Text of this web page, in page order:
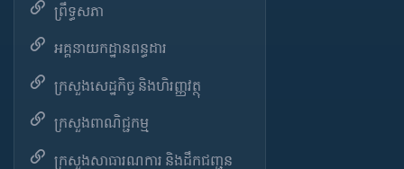
ព្រឹទ្ធសភា
អគ្គនាយកដ្ឋានពន្ធដារ
ក្រសួងសេដ្ឋកិច្ច និងហិរញ្ញវត្ថុ
ក្រសួងពាណិជ្ជកម្ម
ក្រសួងសាធារណការ និងដឹកជញ្ជូន